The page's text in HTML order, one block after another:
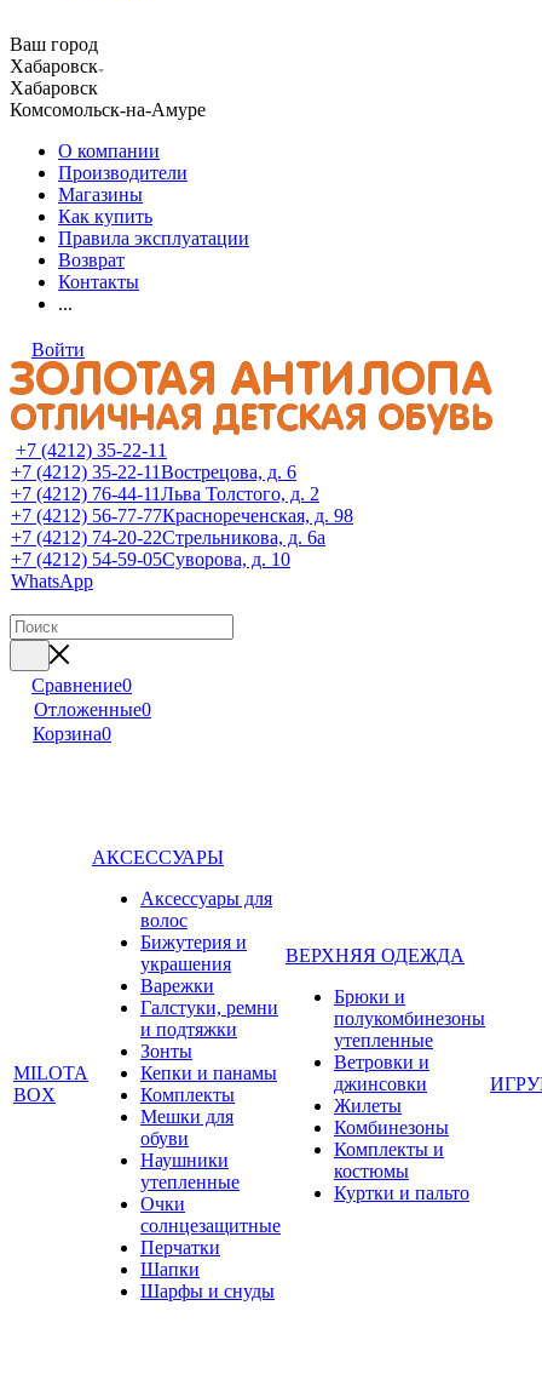
Ваш город
Хабаровск
Хабаровск
Комсомольск-на-Амуре
О компании
Производители
Магазины
Как купить
Правила эксплуатации
Возврат
Контакты
...
Войти
+7 (4212) 35-22-11
+7 (4212) 35-22-11Вострецова, д. 6
+7 (4212) 76-44-11Льва Толстого, д. 2
+7 (4212) 56-77-77Краснореченская, д. 98
+7 (4212) 74-20-22Стрельникова, д. 6а
+7 (4212) 54-59-05Суворова, д. 10
WhatsApp
Сравнение0
Отложенные0
Корзина0
MILOTA
BOX
АКСЕССУАРЫ
Аксессуары для
волос
Бижутерия и
украшения
Варежки
Галстуки, ремни
и подтяжки
Зонты
Кепки и панамы
Комплекты
Мешки для
обуви
Наушники
утепленные
Очки
солнцезащитные
Перчатки
Шапки
Шарфы и снуды
ВЕРХНЯЯ ОДЕЖДА
Брюки и
полукомбинезоны
утепленные
Ветровки и
джинсовки
Жилеты
Комбинезоны
Комплекты и
костюмы
Куртки и пальто